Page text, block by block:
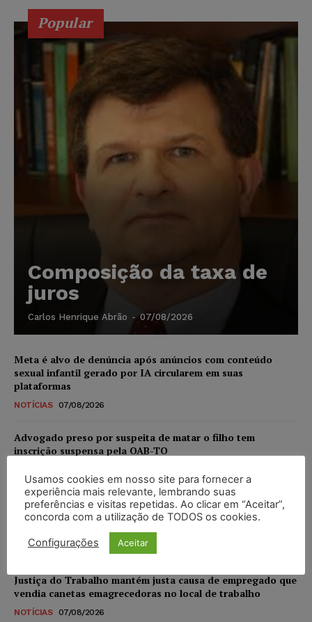
Popular
Composição da taxa de
juros
Carlos Henrique Abrão - 07/08/2026
Meta é alvo de denúncia após anúncios com conteúdo
sexual infantil gerado por IA circularem em suas
plataformas
NOTÍCIAS 07/08/2026
Advogado preso por suspeita de matar o filho tem
inscrição suspensa pela OAB-TO
STF amplia isenção de IBS e CBS na compra de veículos
novos para pessoas com deficiência e autistas de todos os
DIREITO TRIBUTÁRIO 07/08/2026
Justiça do Trabalho mantém justa causa de empregado que
vendia canetas emagrecedoras no local de trabalho
NOTÍCIAS 07/08/2026
Usamos cookies em nosso site para fornecer a
experiência mais relevante, lembrando suas
preferências e visitas repetidas. Ao clicar em “Aceitar”,
concorda com a utilização de TODOS os cookies.
Configurações Aceitar